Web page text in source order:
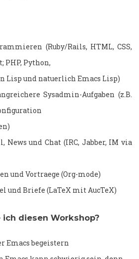
(Ruby/Rails, HTML, CSS,
PHP, Python,
Lisp und natuerlich Emacs Lisp)
Sysadmin-Aufgaben (z.B.
News und Chat (IRC, Jabber, IM via
und Vortraege (Org-mode)
und Briefe (LaTeX mit AucTeX)
diesen Workshop?
Emacs begeistern